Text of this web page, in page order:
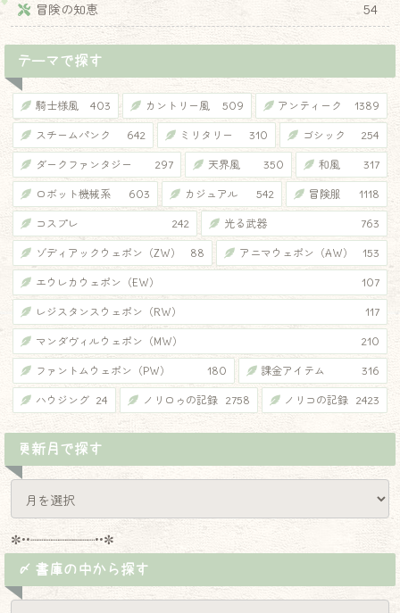
冒険の知恵
54
テーマで探す
騎士様風 403 カントリー風 509 アンティーク 1389
スチームパンク 642 ミリタリー 310 ゴシック 254
ダークファンタジー 297 天界風 350 和風 317
ロボット機械系 603 カジュアル 542 冒険服 1118
コスプレ 242 光る武器 763
ゾディアックウェポン（ZW） 88 アニマウェポン（AW） 153
エウレカウェポン（EW） 107
レジスタンスウェポン（RW） 117
マンダヴィルウェポン（MW） 210
ファントムウェポン（PW） 180 課金アイテム 316
ハウジング 24 ノリロゥの記録 2758 ノリコの記録 2423
更新月で探す
✼••┈┈┈┈┈┈┈┈┈••✼
〆 書庫の中から探す